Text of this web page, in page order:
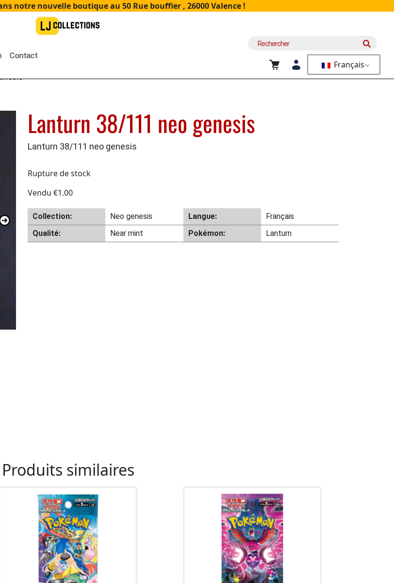
notre nouvelle boutique au 50 Rue bouffier , 26000 Valence !
Contact
Recherche
Français
Lanturn 38/111 neo genesis
Lanturn 38/111 neo genesis
Rupture de stock
Vendu €1.00
Collection: Neo genesis Langue:
Français
Qualité:
Near mint Pokémon: Lanturn
Produits similaires